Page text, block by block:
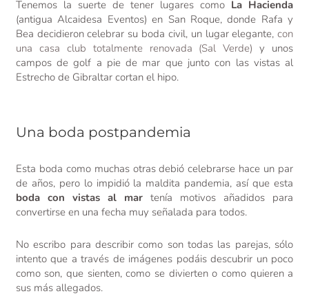
Tenemos la suerte de tener lugares como La Hacienda
(antigua Alcaidesa Eventos) en San Roque, donde Rafa y
Bea decidieron celebrar su boda civil, un lugar elegante,con
una casa club totalmente renovada (Sal Verde) y unos
campos de golf a pie de mar que junto con las vistas al
Estrecho de Gibraltar cortan el hipo.
Una boda postpandemia
Esta boda como muchas otras debió celebrarse hace un par
de años, pero lo impidió la maldita pandemia, así que esta
boda con vistas al mar tenía motivos añadidos para
convertirse en una fecha muy señalada para todos.
No escribo para describir como son todas las parejas, sólo
intento que a través de imágenes podáis descubrir un poco
como son, que sienten, como se divierten o como quieren a
sus más allegados.